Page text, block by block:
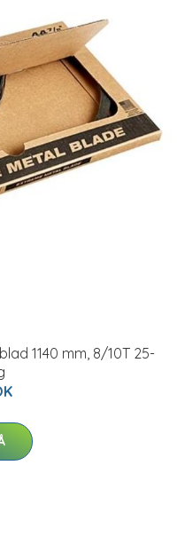
1140 mm, 8/10T 25-